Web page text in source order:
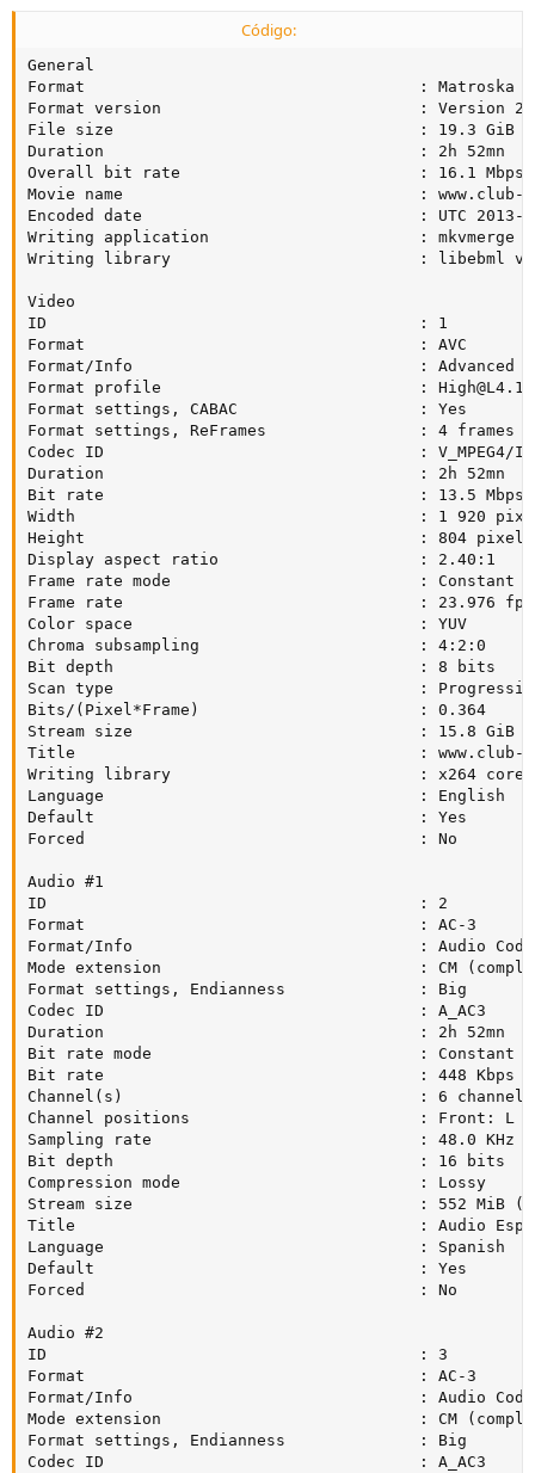
Código:
General
Format                                   : Matroska
Format version                           : Version 2
File size                                : 19.3 GiB
Duration                                 : 2h 52mn
Overall bit rate                         : 16.1 Mbps
Movie name                               : www.club-
Encoded date                             : UTC 2013-
Writing application                      : mkvmerge
Writing library                          : libebml
Video
ID                                       : 1
Format                                   : AVC
Format/Info                              : Advanced
Format profile                           : High@L4.1
Format settings, CABAC                   : Yes
Format settings, ReFrames                : 4 frames
Codec ID                                 : V_MPEG4/
Duration                                 : 2h 52mn
Bit rate                                 : 13.5 Mbps
Width                                    : 1 920
Height                                   : 804 pixels
Display aspect ratio                     : 2.40:1
Frame rate mode                          : Constant
Frame rate                               : 23.976 fps
Color space                              : YUV
Chroma subsampling                       : 4:2:0
Bit depth                                : 8 bits
Scan type                                :
Bits/(Pixel*Frame)                       : 0.364
Stream size                              : 15.8 GiB
Title                                    : www.club-
Writing library                          : x264 core 125
Language                                 : English
Default                                  : Yes
Forced                                   : No
Audio #1
ID                                       : 2
Format                                   : AC-3
Format/Info                              : Audio
Mode extension                           : CM
Format settings, Endianness              : Big
Codec ID                                 : A_AC3
Duration                                 : 2h 52mn
Bit rate mode                            : Constant
Bit rate                                 : 448 Kbps
Channel(s)                               : 6 channels
Channel positions                        : Front: L C
Sampling rate                            : 48.0 KHz
Bit depth                                : 16 bits
Compression mode                         : Lossy
Stream size                              : 552 MiB
Title                                    : Audio Español
Language                                 : Spanish
Default                                  : Yes
Forced                                   : No
Audio #2
ID                                       : 3
Format                                   : AC-3
Format/Info                              : Audio
Mode extension                           : CM
Format settings, Endianness              : Big
Codec ID                                 : A_AC3